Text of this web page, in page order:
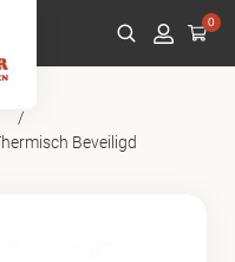
0
/
Beveiligd